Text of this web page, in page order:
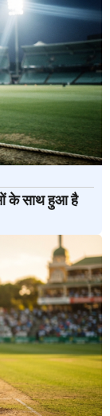
के साथ हुआ है